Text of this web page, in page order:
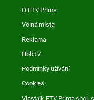
O FTV Prima
Volná místa
Reklama
HbbTV
Podmínky užívání
Cookies
Vlastník FTV Prima spol. s